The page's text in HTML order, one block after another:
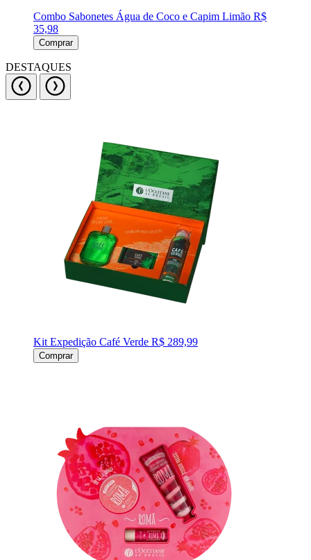
Combo Sabonetes Água de Coco e Capim Limão R$
35,98
Comprar
DESTAQUES
Kit Expedição Café Verde R$ 289,99
Comprar